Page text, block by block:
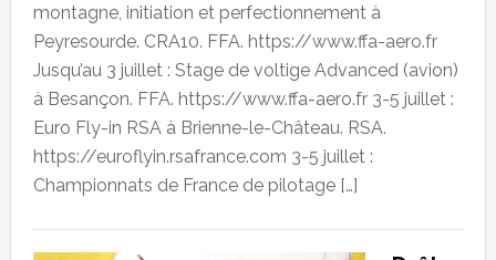
montagne, initiation et perfectionnement à
Peyresourde. CRA10. FFA. https://www.ffa-aero.fr
Jusqu’au 3 juillet : Stage de voltige Advanced (avion)
à Besançon. FFA. https://www.ffa-aero.fr 3-5 juillet :
Euro Fly-in RSA à Brienne-le-Château. RSA.
https://euroflyin.rsafrance.com 3-5 juillet :
Championnats de France de pilotage […]